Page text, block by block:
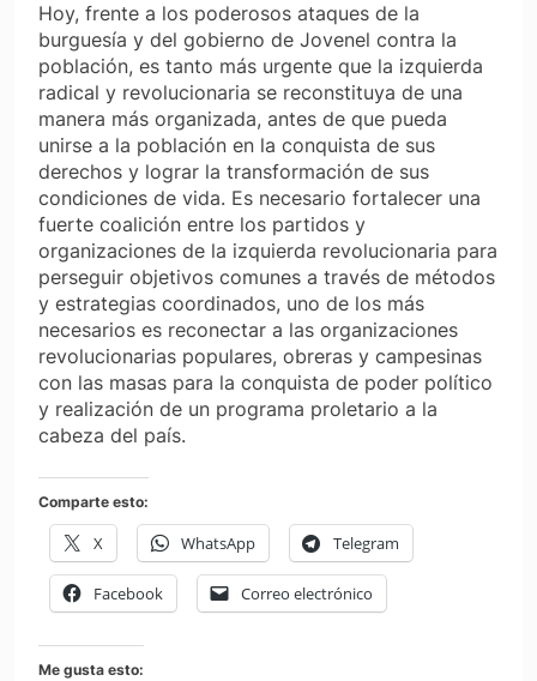
Hoy, frente a los poderosos ataques de la
burguesía y del gobierno de Jovenel contra la
población, es tanto más urgente que la izquierda
radical y revolucionaria se reconstituya de una
manera más organizada, antes de que pueda
unirse a la población en la conquista de sus
derechos y lograr la transformación de sus
condiciones de vida. Es necesario fortalecer una
fuerte coalición entre los partidos y
organizaciones de la izquierda revolucionaria para
perseguir objetivos comunes a través de métodos
y estrategias coordinados, uno de los más
necesarios es reconectar a las organizaciones
revolucionarias populares, obreras y campesinas
con las masas para la conquista de poder político
y realización de un programa proletario a la
cabeza del país.
Comparte esto:
X WhatsApp Telegram
Facebook Correo electrónico
Me gusta esto: